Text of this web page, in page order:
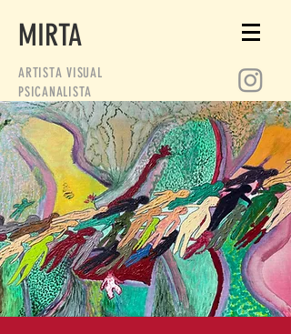
MIRTA
ARTISTA VISUAL
PSICANALISTA